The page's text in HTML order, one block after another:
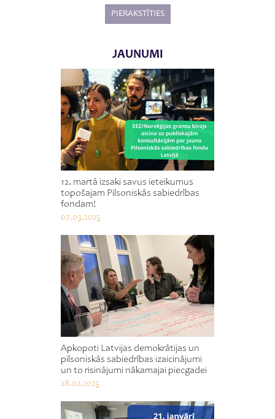
JAUNUMI
12. martā izsaki savus ieteikumus
topošajam Pilsoniskās sabiedrības
fondam!
07.03.2025
Apkopoti Latvijas demokrātijas un
pilsoniskās sabiedrības izaicinājumi
un to risinājumi nākamajai piecgadei
28.02.2025